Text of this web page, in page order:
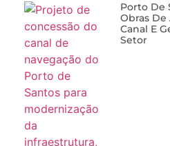
Porto De
Obras
Canal E
Setor